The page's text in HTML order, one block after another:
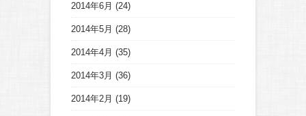
2014年6月 (24)
2014年5月 (28)
2014年4月 (35)
2014年3月 (36)
2014年2月 (19)